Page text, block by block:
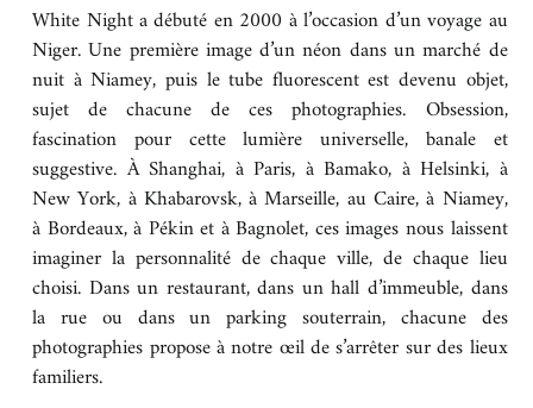
White Night a débuté en 2000 à l’occasion d’un voyage au
Niger. Une première image d’un néon dans un marché de
nuit à Niamey, puis le tube fluorescent est devenu objet,
sujet de chacune de ces photographies. Obsession,
fascination pour cette lumière universelle, banale et
suggestive. À Shanghai, à Paris, à Bamako, à Helsinki, à
New York, à Khabarovsk, à Marseille, au Caire, à Niamey,
à Bordeaux, à Pékin et à Bagnolet, ces images nous laissent
imaginer la personnalité de chaque ville, de chaque lieu
choisi. Dans un restaurant, dans un hall d’immeuble, dans
la rue ou dans un parking souterrain, chacune des
photographies propose à notre œil de s’arrêter sur des lieux
familiers.